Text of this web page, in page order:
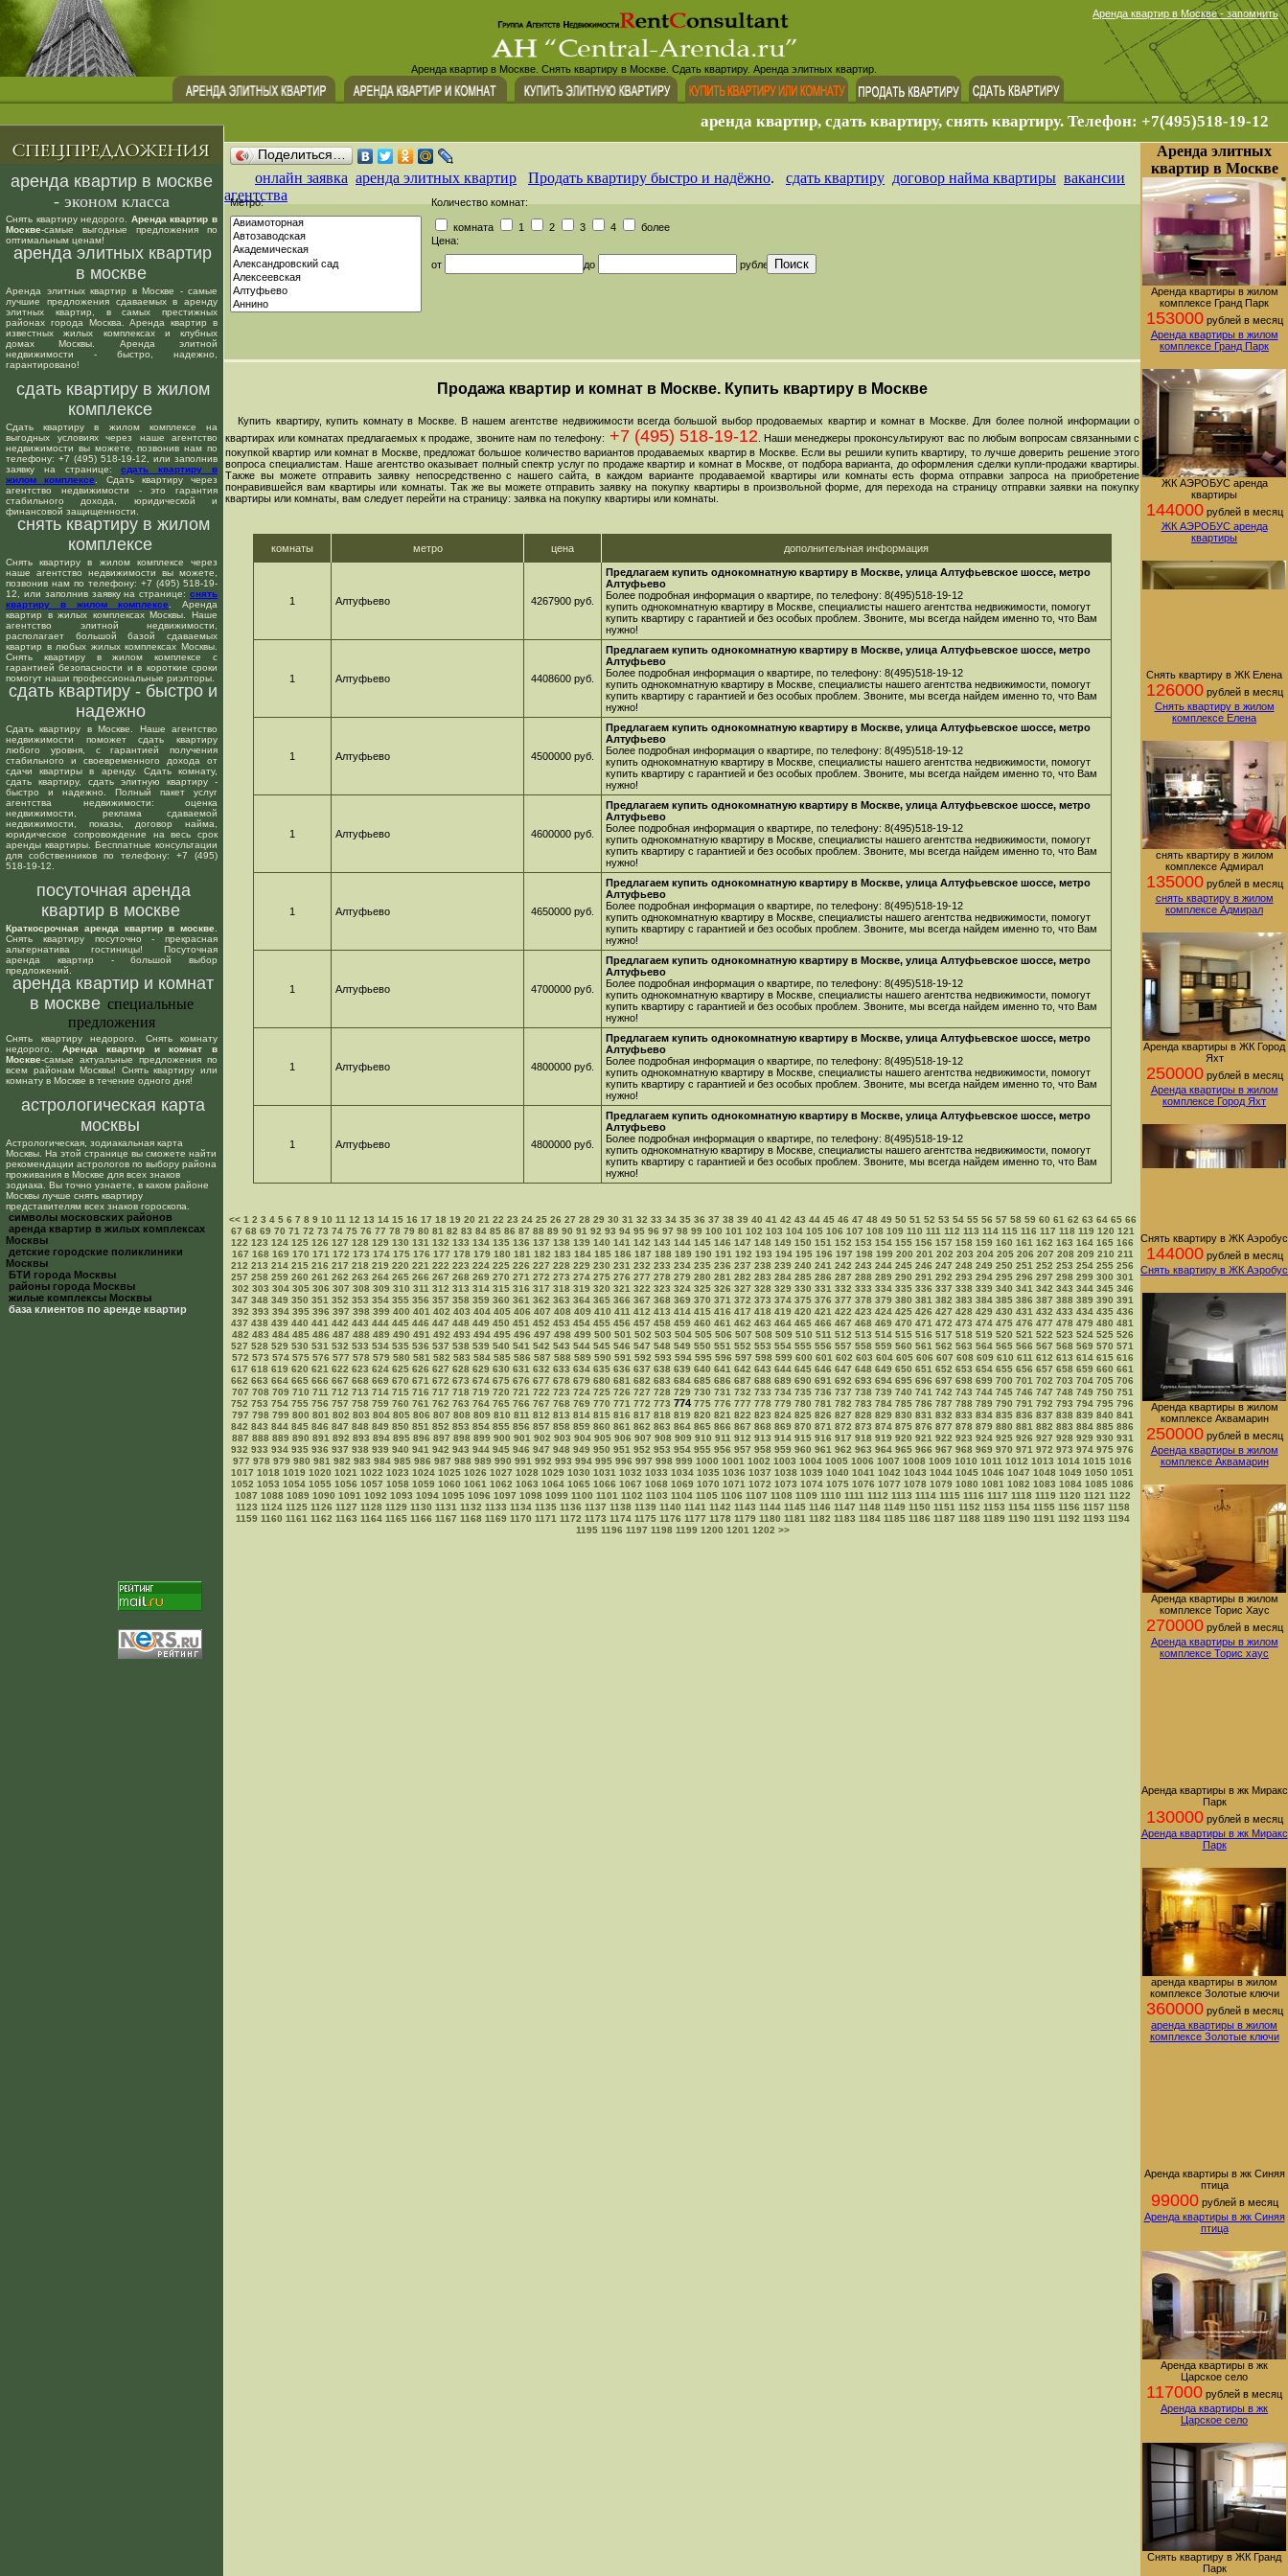
Аренда квартир в Москве - запомнить
Аренда квартир в Москве. Снять квартиру в Москве. Сдать квартиру. Аренда элитных квартир.
аренда квартир, сдать квартиру, снять квартиру. Телефон: +7(495)518-19-12
аренда квартир в москве
- эконом класса
Снять квартиру недорого. Аренда квартир в
Москве-самые выгодные предложения по
оптимальным ценам!
аренда элитных квартир
в москве
Аренда элитных квартир в Москве - самые
лучшие предложения сдаваемых в аренду
элитных квартир, в самых престижных
районах города Москва. Аренда квартир в
известных жилых комплексах и клубных
домах Москвы. Аренда элитной
недвижимости - быстро, надежно,
гарантировано!
сдать квартиру в жилом
комплексе
Сдать квартиру в жилом комплексе на
выгодных условиях через наше агентство
недвижимости вы можете, позвонив нам по
телефону: +7 (495) 518-19-12, или заполнив
заявку на странице:сдать квартиру в
жилом комплексе . Сдать квартиру через
агентство недвижимости - это гарантия
стабильного дохода, юридической и
финансовой защищенности.
снять квартиру в жилом
комплексе
Снять квартиру в жилом комплексе через
наше агентство недвижимости вы можете,
позвонив нам по телефону: +7 (495) 518-19-
12, или заполнив заявку на странице: снять
квартиру в жилом комплексе . Аренда
квартир в жилых комплексах Москвы. Наше
агентство элитной недвижимости,
располагает большой базой сдаваемых
квартир в любых жилых комплексах Москвы.
Снять квартиру в жилом комплексе с
гарантией безопасности и в короткие сроки
помогут наши профессиональные риэлторы.
сдать квартиру - быстро и
надежно
Сдать квартиру в Москве. Наше агентство
недвижимости поможет сдать квартиру
любого уровня, с гарантией получения
стабильного и своевременного дохода от
сдачи квартиры в аренду. Сдать комнату,
сдать квартиру, сдать элитную квартиру -
быстро и надежно. Полный пакет услуг
агентства недвижимости: оценка
недвижимости, реклама сдаваемой
недвижимости, показы, договор найма,
юридическое сопровождение на весь срок
аренды квартиры. Бесплатные консультации
для собственников по телефону: +7 (495)
518-19-12.
посуточная аренда
квартир в москве
Краткосрочная аренда квартир в москве
Снять квартиру посуточно - прекрасная
альтернатива гостиницы! Посуточная
аренда квартир - большой выбор
предложений.
аренда квартир и комнат
в москве специальные
предложения
Снять квартиру недорого. Снять комнату
недорого. Аренда квартир и комнат в
Москве-самые актуальные предложения по
всем районам Москвы! Снять квартиру или
комнату в Москве в течение одного дня!
астрологическая карта
москвы
Астрологическая, зодиакальная карта
Москвы. На этой странице вы сможете найти
рекомендации астрологов по выбору района
проживания в Москве для всех знаков
зодиака. Вы точно узнаете, в каком районе
Москвы лучше снять квартиру
представителям всех знаков гороскопа.
cимволы московских районов
аренда квартир в жилых комплексах
Москвы
детские городские поликлиники
Москвы
БТИ города Москвы
районы города Москвы
жилые комплексы Москвы
база клиентов по аренде квартир
Поделиться…
онлайн заявка аренда элитных квартир Продать квартиру быстро и надёжно. сдать квартиру договор найма квартиры вакансии
агентства
Метро: Количество комнат:
комната 1 2 3 4
более
Цена:
от до рублей
Продажа квартир и комнат в Москве. Купить квартиру в Москве
Купить квартиру, купить комнату в Москве. В нашем агентстве недвижимости всегда большой выбор продоваемых квартир и комнат в Москве. Для более полной информации о
квартирах или комнатах предлагаемых к продаже, звоните нам по телефону: +7 (495) 518-19-12 . Наши менеджеры проконсультируют вас по любым вопросам связанными с
покупкой квартир или комнат в Москве, предложат большое количество вариантов продаваемых квартир в Москве. Если вы решили купить квартиру, то лучше доверить решение этого
вопроса специалистам. Наше агентство оказывает полный спектр услуг по продаже квартир и комнат в Москве, от подбора варианта, до оформления сделки купли-продажи квартиры.
Также вы можете отправить заявку непосредственно с нашего сайта, в каждом варианте продаваемой квартиры или комнаты есть форма отправки запроса на приобретение
понравившейся вам квартиры или комнаты. Так же вы можете отправить заявку на покупку квартиры в произвольной форме, для перехода на страницу отправки заявки на покупку
квартиры или комнаты, вам следует перейти на страницу: заявка на покупку квартиры или комнаты.
комнаты метро цена дополнительная информация
1 Алтуфьево 4267900 руб.
Предлагаем купить однокомнатную квартиру в Москве, улица Алтуфьевское шоссе, метро
Алтуфьево
Более подробная информация о квартире, по телефону: 8(495)518-19-12
купить однокомнатную квартиру в Москве, специалисты нашего агентства недвижимости, помогут
купить квартиру с гарантией и без особых проблем. Звоните, мы всегда найдем именно то, что Вам
нужно!
1 Алтуфьево 4408600 руб.
Предлагаем купить однокомнатную квартиру в Москве, улица Алтуфьевское шоссе, метро
Алтуфьево
Более подробная информация о квартире, по телефону: 8(495)518-19-12
купить однокомнатную квартиру в Москве, специалисты нашего агентства недвижимости, помогут
купить квартиру с гарантией и без особых проблем. Звоните, мы всегда найдем именно то, что Вам
нужно!
1 Алтуфьево 4500000 руб.
Предлагаем купить однокомнатную квартиру в Москве, улица Алтуфьевское шоссе, метро
Алтуфьево
Более подробная информация о квартире, по телефону: 8(495)518-19-12
купить однокомнатную квартиру в Москве, специалисты нашего агентства недвижимости, помогут
купить квартиру с гарантией и без особых проблем. Звоните, мы всегда найдем именно то, что Вам
нужно!
1 Алтуфьево 4600000 руб.
Предлагаем купить однокомнатную квартиру в Москве, улица Алтуфьевское шоссе, метро
Алтуфьево
Более подробная информация о квартире, по телефону: 8(495)518-19-12
купить однокомнатную квартиру в Москве, специалисты нашего агентства недвижимости, помогут
купить квартиру с гарантией и без особых проблем. Звоните, мы всегда найдем именно то, что Вам
нужно!
1 Алтуфьево 4650000 руб.
Предлагаем купить однокомнатную квартиру в Москве, улица Алтуфьевское шоссе, метро
Алтуфьево
Более подробная информация о квартире, по телефону: 8(495)518-19-12
купить однокомнатную квартиру в Москве, специалисты нашего агентства недвижимости, помогут
купить квартиру с гарантией и без особых проблем. Звоните, мы всегда найдем именно то, что Вам
нужно!
1 Алтуфьево 4700000 руб.
Предлагаем купить однокомнатную квартиру в Москве, улица Алтуфьевское шоссе, метро
Алтуфьево
Более подробная информация о квартире, по телефону: 8(495)518-19-12
купить однокомнатную квартиру в Москве, специалисты нашего агентства недвижимости, помогут
купить квартиру с гарантией и без особых проблем. Звоните, мы всегда найдем именно то, что Вам
нужно!
1 Алтуфьево 4800000 руб.
Предлагаем купить однокомнатную квартиру в Москве, улица Алтуфьевское шоссе, метро
Алтуфьево
Более подробная информация о квартире, по телефону: 8(495)518-19-12
купить однокомнатную квартиру в Москве, специалисты нашего агентства недвижимости, помогут
купить квартиру с гарантией и без особых проблем. Звоните, мы всегда найдем именно то, что Вам
нужно!
1 Алтуфьево 4800000 руб.
Предлагаем купить однокомнатную квартиру в Москве, улица Алтуфьевское шоссе, метро
Алтуфьево
Более подробная информация о квартире, по телефону: 8(495)518-19-12
купить однокомнатную квартиру в Москве, специалисты нашего агентства недвижимости, помогут
купить квартиру с гарантией и без особых проблем. Звоните, мы всегда найдем именно то, что Вам
нужно!
<< 1 2 3 4 5 6 7 8 9 10 11 12 13 14 15 16 17 18 19 20 21 22 23 24 25 26 27 28 29 30 31 32 33 34 35 36 37 38 39 40 41 42 43 44 45 46 47 48 49 50 51 52 53 54 55 56 57 58 59 60 61 62 63 64 65 66
67 68 69 70 71 72 73 74 75 76 77 78 79 80 81 82 83 84 85 86 87 88 89 90 91 92 93 94 95 96 97 98 99 100 101 102 103 104 105 106 107 108 109 110 111 112 113 114 115 116 117 118 119 120 121
122 123 124 125 126 127 128 129 130 131 132 133 134 135 136 137 138 139 140 141 142 143 144 145 146 147 148 149 150 151 152 153 154 155 156 157 158 159 160 161 162 163 164 165 166
167 168 169 170 171 172 173 174 175 176 177 178 179 180 181 182 183 184 185 186 187 188 189 190 191 192 193 194 195 196 197 198 199 200 201 202 203 204 205 206 207 208 209 210 211
212 213 214 215 216 217 218 219 220 221 222 223 224 225 226 227 228 229 230 231 232 233 234 235 236 237 238 239 240 241 242 243 244 245 246 247 248 249 250 251 252 253 254 255 256
257 258 259 260 261 262 263 264 265 266 267 268 269 270 271 272 273 274 275 276 277 278 279 280 281 282 283 284 285 286 287 288 289 290 291 292 293 294 295 296 297 298 299 300 301
302 303 304 305 306 307 308 309 310 311 312 313 314 315 316 317 318 319 320 321 322 323 324 325 326 327 328 329 330 331 332 333 334 335 336 337 338 339 340 341 342 343 344 345 346
347 348 349 350 351 352 353 354 355 356 357 358 359 360 361 362 363 364 365 366 367 368 369 370 371 372 373 374 375 376 377 378 379 380 381 382 383 384 385 386 387 388 389 390 391
392 393 394 395 396 397 398 399 400 401 402 403 404 405 406 407 408 409 410 411 412 413 414 415 416 417 418 419 420 421 422 423 424 425 426 427 428 429 430 431 432 433 434 435 436
437 438 439 440 441 442 443 444 445 446 447 448 449 450 451 452 453 454 455 456 457 458 459 460 461 462 463 464 465 466 467 468 469 470 471 472 473 474 475 476 477 478 479 480 481
482 483 484 485 486 487 488 489 490 491 492 493 494 495 496 497 498 499 500 501 502 503 504 505 506 507 508 509 510 511 512 513 514 515 516 517 518 519 520 521 522 523 524 525 526
527 528 529 530 531 532 533 534 535 536 537 538 539 540 541 542 543 544 545 546 547 548 549 550 551 552 553 554 555 556 557 558 559 560 561 562 563 564 565 566 567 568 569 570 571
572 573 574 575 576 577 578 579 580 581 582 583 584 585 586 587 588 589 590 591 592 593 594 595 596 597 598 599 600 601 602 603 604 605 606 607 608 609 610 611 612 613 614 615 616
617 618 619 620 621 622 623 624 625 626 627 628 629 630 631 632 633 634 635 636 637 638 639 640 641 642 643 644 645 646 647 648 649 650 651 652 653 654 655 656 657 658 659 660 661
662 663 664 665 666 667 668 669 670 671 672 673 674 675 676 677 678 679 680 681 682 683 684 685 686 687 688 689 690 691 692 693 694 695 696 697 698 699 700 701 702 703 704 705 706
707 708 709 710 711 712 713 714 715 716 717 718 719 720 721 722 723 724 725 726 727 728 729 730 731 732 733 734 735 736 737 738 739 740 741 742 743 744 745 746 747 748 749 750 751
752 753 754 755 756 757 758 759 760 761 762 763 764 765 766 767 768 769 770 771 772 773 774 775 776 777 778 779 780 781 782 783 784 785 786 787 788 789 790 791 792 793 794 795 796
797 798 799 800 801 802 803 804 805 806 807 808 809 810 811 812 813 814 815 816 817 818 819 820 821 822 823 824 825 826 827 828 829 830 831 832 833 834 835 836 837 838 839 840 841
842 843 844 845 846 847 848 849 850 851 852 853 854 855 856 857 858 859 860 861 862 863 864 865 866 867 868 869 870 871 872 873 874 875 876 877 878 879 880 881 882 883 884 885 886
887 888 889 890 891 892 893 894 895 896 897 898 899 900 901 902 903 904 905 906 907 908 909 910 911 912 913 914 915 916 917 918 919 920 921 922 923 924 925 926 927 928 929 930 931
932 933 934 935 936 937 938 939 940 941 942 943 944 945 946 947 948 949 950 951 952 953 954 955 956 957 958 959 960 961 962 963 964 965 966 967 968 969 970 971 972 973 974 975 976
977 978 979 980 981 982 983 984 985 986 987 988 989 990 991 992 993 994 995 996 997 998 999 1000 1001 1002 1003 1004 1005 1006 1007 1008 1009 1010 1011 1012 1013 1014 1015 1016
1017 1018 1019 1020 1021 1022 1023 1024 1025 1026 1027 1028 1029 1030 1031 1032 1033 1034 1035 1036 1037 1038 1039 1040 1041 1042 1043 1044 1045 1046 1047 1048 1049 1050 1051
1052 1053 1054 1055 1056 1057 1058 1059 1060 1061 1062 1063 1064 1065 1066 1067 1068 1069 1070 1071 1072 1073 1074 1075 1076 1077 1078 1079 1080 1081 1082 1083 1084 1085 1086
1087 1088 1089 1090 1091 1092 1093 1094 1095 1096 1097 1098 1099 1100 1101 1102 1103 1104 1105 1106 1107 1108 1109 1110 1111 1112 1113 1114 1115 1116 1117 1118 1119 1120 1121 1122
1123 1124 1125 1126 1127 1128 1129 1130 1131 1132 1133 1134 1135 1136 1137 1138 1139 1140 1141 1142 1143 1144 1145 1146 1147 1148 1149 1150 1151 1152 1153 1154 1155 1156 1157 1158
1159 1160 1161 1162 1163 1164 1165 1166 1167 1168 1169 1170 1171 1172 1173 1174 1175 1176 1177 1178 1179 1180 1181 1182 1183 1184 1185 1186 1187 1188 1189 1190 1191 1192 1193 1194
1195 1196 1197 1198 1199 1200 1201 1202 >>
Аренда элитных
квартир в Москве
Аренда квартиры в жилом
комплексе Гранд Парк
153000рублей в месяц
Аренда квартиры в жилом
комплексе Гранд Парк
ЖК АЭРОБУС аренда
квартиры
144000рублей в месяц
ЖК АЭРОБУС аренда
квартиры
Снять квартиру в ЖК Елена
126000рублей в месяц
Снять квартиру в жилом
комплексе Елена
снять квартиру в жилом
комплексе Адмирал
135000рублей в месяц
снять квартиру в жилом
комплексе Адмирал
Аренда квартиры в ЖК Город
Яхт
250000рублей в месяц
Аренда квартиры в жилом
комплексе Город Яхт
Снять квартиру в ЖК Аэробус
144000рублей в месяц
Снять квартиру в ЖК Аэробус
Аренда квартиры в жилом
комплексе Аквамарин
250000рублей в месяц
Аренда квартиры в жилом
комплексе Аквамарин
Аренда квартиры в жилом
комплексе Торис Хаус
270000рублей в месяц
Аренда квартиры в жилом
комплексе Торис хаус
Аренда квартиры в жк Миракс
Парк
130000рублей в месяц
Аренда квартиры в жк Миракс
Парк
аренда квартиры в жилом
комплексе Золотые ключи
360000рублей в месяц
аренда квартиры в жилом
комплексе Золотые ключи
Аренда квартиры в жк Синяя
птица
99000рублей в месяц
Аренда квартиры в жк Синяя
птица
Аренда квартиры в жк
Царское село
117000 рублей в месяц
Аренда квартиры в жк
Царское село
Снять квартиру в ЖК Гранд
Парк